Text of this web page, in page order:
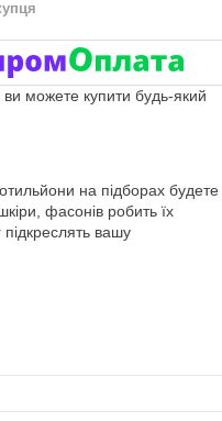
ви можете купити будь-який
на підборах будете
фасонів робить їх
вашу